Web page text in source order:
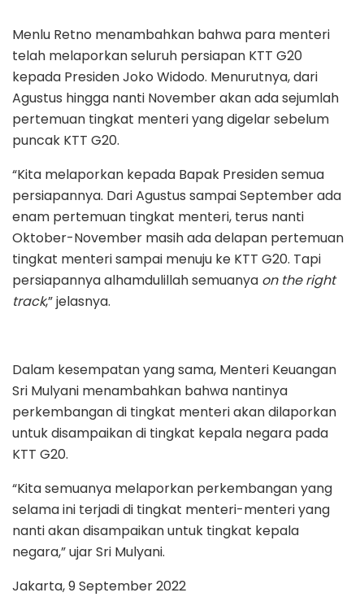
Menlu Retno menambahkan bahwa para menteri
telah melaporkan seluruh persiapan KTT G20
kepada Presiden Joko Widodo. Menurutnya, dari
Agustus hingga nanti November akan ada sejumlah
pertemuan tingkat menteri yang digelar sebelum
puncak KTT G20.
“Kita melaporkan kepada Bapak Presiden semua
persiapannya. Dari Agustus sampai September ada
enam pertemuan tingkat menteri, terus nanti
Oktober-November masih ada delapan pertemuan
tingkat menteri sampai menuju ke KTT G20. Tapi
persiapannya alhamdulillah semuanya on the right
track,” jelasnya.
Dalam kesempatan yang sama, Menteri Keuangan
Sri Mulyani menambahkan bahwa nantinya
perkembangan di tingkat menteri akan dilaporkan
untuk disampaikan di tingkat kepala negara pada
KTT G20.
“Kita semuanya melaporkan perkembangan yang
selama ini terjadi di tingkat menteri-menteri yang
nanti akan disampaikan untuk tingkat kepala
negara,” ujar Sri Mulyani.
Jakarta, 9 September 2022